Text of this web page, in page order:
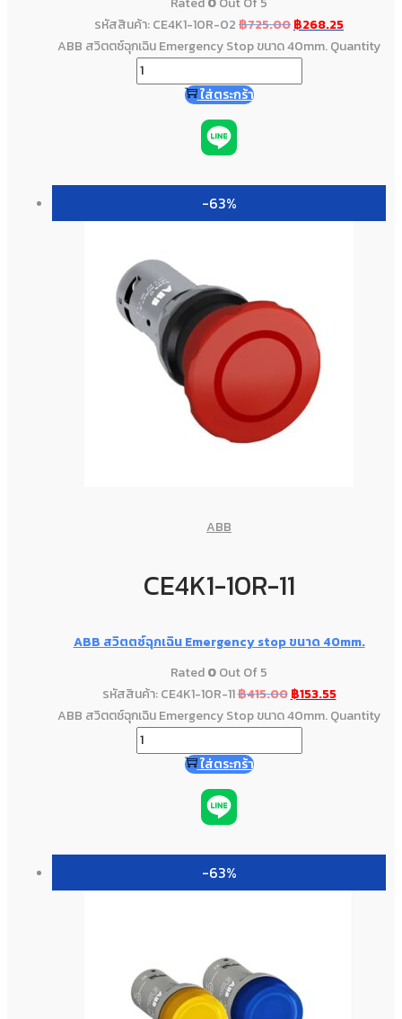
รหัสสินค้า: CE4K1-10R-02฿725.00฿268.25
ABB สวิตตซ์ฉุกเฉิน Emergency Stop ขนาด 40mm. Quantity
ใส่ตระกร้า
-63%
ABB
CE4K1-10R-11
ABB สวิตตซ์ฉุกเฉิน Emergency stop ขนาด 40mm.
Rated0Out Of 5
รหัสสินค้า: CE4K1-10R-11฿415.00 ฿153.55
ABB สวิตตซ์ฉุกเฉิน Emergency Stop ขนาด 40mm. Quantity
ใส่ตระกร้า
-63%